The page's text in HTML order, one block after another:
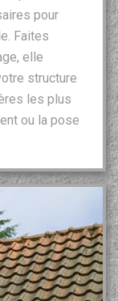
pour
Faites
elle
structure
les plus
ou la pose